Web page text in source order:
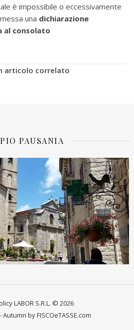
è impossibile o eccessivamente
una dichiarazione
al consolato
articolo correlato
PAUSANIA
LABOR S.R.L. © 2026
by FISCOeTASSE.com